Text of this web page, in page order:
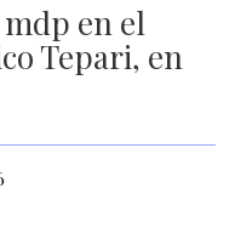
GRATUITAS EN PERROS Y GATOS
en el
Tepari, en